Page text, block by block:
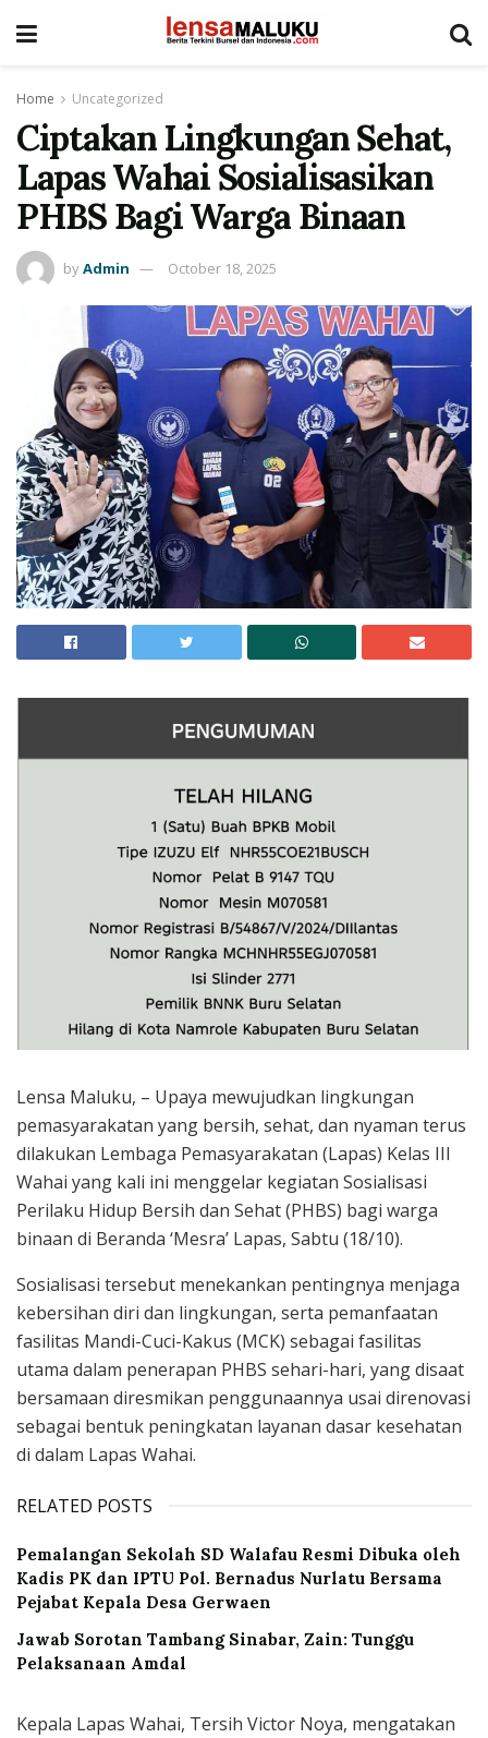
Home Uncategorized
Ciptakan Lingkungan Sehat,
Lapas Wahai Sosialisasikan
PHBS Bagi Warga Binaan
byAdmin October 18, 2025
Lensa Maluku, – Upaya mewujudkan lingkungan
pemasyarakatan yang bersih, sehat, dan nyaman terus
dilakukan Lembaga Pemasyarakatan (Lapas) Kelas III
Wahai yang kali ini menggelar kegiatan Sosialisasi
Perilaku Hidup Bersih dan Sehat (PHBS) bagi warga
binaan di Beranda ‘Mesra’ Lapas, Sabtu (18/10).
Sosialisasi tersebut menekankan pentingnya menjaga
kebersihan diri dan lingkungan, serta pemanfaatan
fasilitas Mandi-Cuci-Kakus (MCK) sebagai fasilitas
utama dalam penerapan PHBS sehari-hari, yang disaat
bersamaan diresmikan penggunaannya usai direnovasi
sebagai bentuk peningkatan layanan dasar kesehatan
di dalam Lapas Wahai.
RELATED POSTS
Pemalangan Sekolah SD Walafau Resmi Dibuka oleh
Kadis PK dan IPTU Pol. Bernadus Nurlatu Bersama
Pejabat Kepala Desa Gerwaen
Jawab Sorotan Tambang Sinabar, Zain: Tunggu
Pelaksanaan Amdal
Kepala Lapas Wahai, Tersih Victor Noya, mengatakan